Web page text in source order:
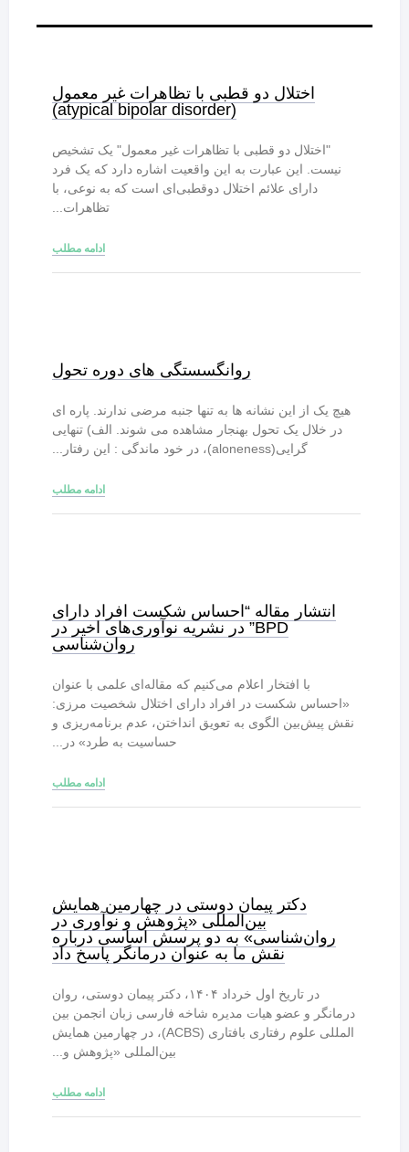
اختلال دو قطبی با تظاهرات غیر معمول
(atypical bipolar disorder)
"اختلال دو قطبی با تظاهرات غیر معمول" یک تشخیص
نیست. این عبارت به این واقعیت اشاره دارد که یک فرد
دارای علائم اختلال دوقطبی‌ای است که به نوعی، با
تظاهرات...
ادامه مطلب
روانگسستگی های دوره تحول
هیچ یک از این نشانه ها به تنها جنبه مرضی ندارند. پاره ای
در خلال یک تحول بهنجار مشاهده می شوند. الف) تنهایی
گرایی(aloneness)، در خود ماندگی : این رفتار...
ادامه مطلب
انتشار مقاله “احساس شکست افراد دارای
BPD” در نشریه نوآوری‌های اخیر در
روان‌شناسی
با افتخار اعلام می‌کنیم که مقاله‌ای علمی با عنوان
«احساس شکست در افراد دارای اختلال شخصیت مرزی:
نقش پیش‌بین الگوی به تعویق انداختن، عدم برنامه‌ریزی و
حساسیت به طرد» در...
ادامه مطلب
دکتر پیمان دوستی در چهارمین همایش
بین‌المللی «پژوهش و نوآوری در
روان‌شناسی» به دو پرسش اساسی درباره
نقش ما به عنوان درمانگر پاسخ داد
در تاریخ اول خرداد ۱۴۰۴، دکتر پیمان دوستی، روان
درمانگر و عضو هیات مدیره شاخه فارسی زبان انجمن بین
المللی علوم رفتاری بافتاری (ACBS)، در چهارمین همایش
بین‌المللی «پژوهش و...
ادامه مطلب